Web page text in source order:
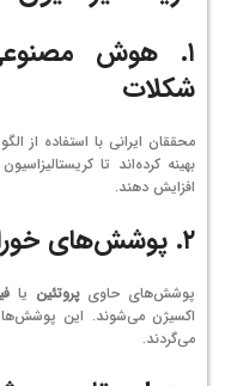
۱. هوش
شکلات
محققان ایرانی با استفاده از
بهینه کرده‌اند تا
افزایش دهند.
۲. پوشش‌های خوراکی
پوشش‌های حاویپروتئین یا
اکسیژن می‌شوند. این
می‌گردند.